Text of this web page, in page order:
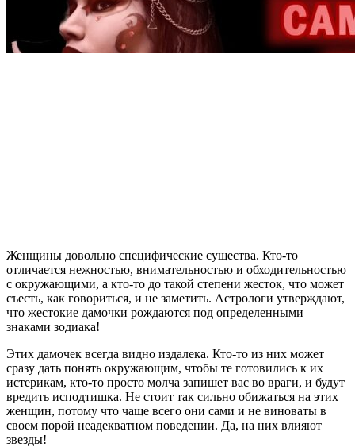
Женщины довольно специфические существа. Кто-то
отличается нежностью, внимательностью и обходительностью
с окружающими, а кто-то до такой степени жесток, что может
съесть, как говориться, и не заметить. Астрологи утверждают,
что жестокие дамочки рождаются под определенными
знаками зодиака!
Этих дамочек всегда видно издалека. Кто-то из них может
сразу дать понять окружающим, чтобы те готовились к их
истерикам, кто-то просто молча запишет вас во враги, и будут
вредить исподтишка. Не стоит так сильно обижаться на этих
женщин, потому что чаще всего они сами и не виноваты в
своем порой неадекватном поведении. Да, на них влияют
звезды!